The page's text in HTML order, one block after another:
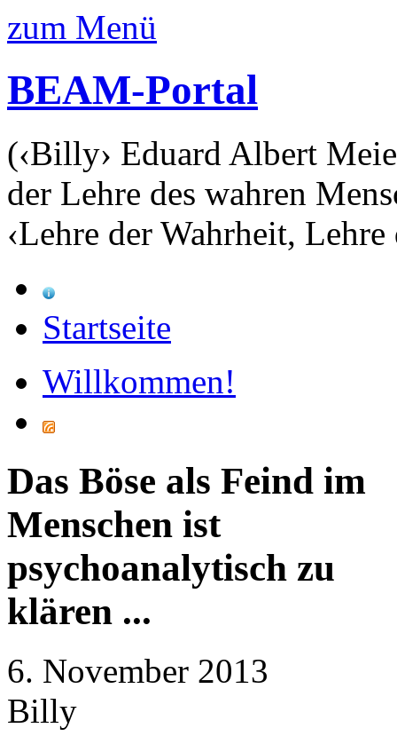
zum Menü
BEAM-Portal
(‹Billy› Eduard Albert
der Lehre des wahren
‹Lehre der Wahrheit, Lehre
Startseite
Willkommen!
Das Böse als Feind im
Menschen ist
psychoanalytisch zu
klären ...
6. November 2013
Billy